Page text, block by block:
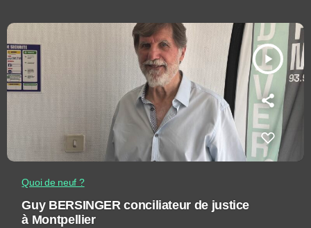
play_arrow
Quoi de neuf ?
Guy BERSINGER conciliateur de justice
à Montpellier